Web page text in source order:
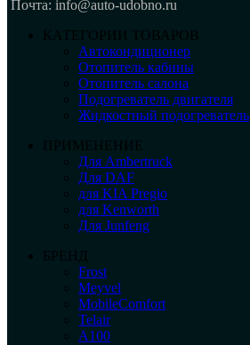
Почта: info@auto-udobno.ru
КАТЕГОРИИ ТОВАРОВ
Автокондиционер
Отопитель кабины
Отопитель салона
Подогреватель двигателя
Жидкостный подогреватель
ПРИМЕНЕНИЕ
Для Ambertruck
Для DAF
для KIA Pregio
для Kenworth
Для Junfeng
БРЕНД
Frost
Meyvel
MobileComfort
Telair
А100